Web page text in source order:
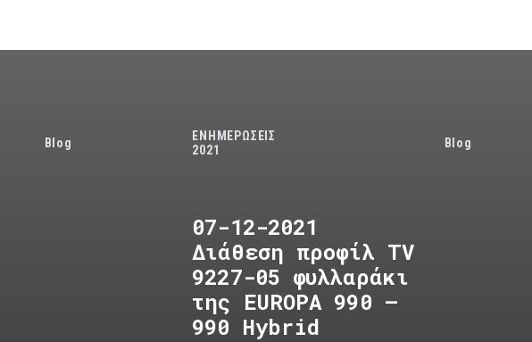
Blog
ΕΝΗΜΕΡΩΣΕΙΣ
2021
Blog
07-12-2021
Διάθεση προφίλ TV
9227-05 φυλλαράκι
της EUROPA 990 –
990 Hybrid